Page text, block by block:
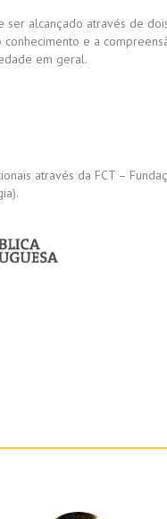
ser alcançado através de
e a
em geral.
através da FCT –